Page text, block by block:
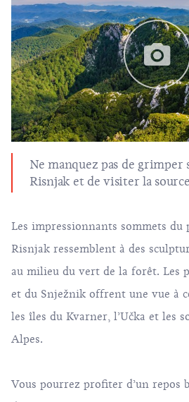
Ne manquez pas de grimper
Risnjak et de visiter la
Les impressionnants sommets du
Risnjak ressemblent à des
au milieu du vert de la forêt. Les
et du Snježnik offrent une vue à
les îles du Kvarner, l’Učka et les
Alpes.
Vous pourrez profiter d’un repos